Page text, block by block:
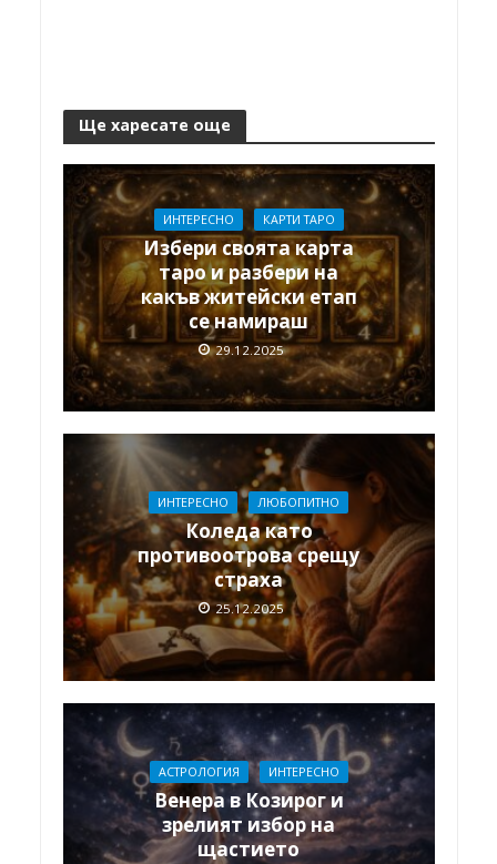
Ще харесате още
ИНТЕРЕСНО КАРТИ ТАРО
Избери своята карта
таро и разбери на
какъв житейски етап
се намираш
29.12.2025
ИНТЕРЕСНО ЛЮБОПИТНО
Коледа като
противоотрова срещу
страха
25.12.2025
АСТРОЛОГИЯ ИНТЕРЕСНО
Венера в Козирог и
зрелият избор на
щастието